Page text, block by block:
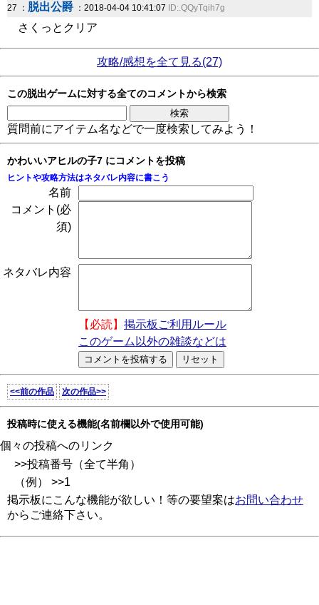
27 ： 脱出公爵 ：2018-04-04 10:41:07 ID:.QQyTqih7g
さくっとクリア
攻略/感想を全て見る(27)
この脱出ゲームに対する全てのコメントから検索
質問前にアイテム名などで一度検索してみよう！
かわいいアヒルの子7 にコメントを投稿
ヒントや攻略方法はネタバレ内容に書こう
名前
コメント(必
須)
ネタバレ内容
【必読】 掲示板ご利用ルール
このゲーム以外の雑談などは
<<前の作品 次の作品>>
投稿時に使える機能(名前欄以外で使用可能)
個々の投稿へのリンク
>>投稿番号（全て半角）
（例） >>1
掲示板にこんな機能が欲しい！等の要望案はお問い合わせ
からご連絡下さい。